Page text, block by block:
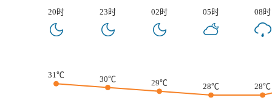
20时 23时 02时 05时 08时
31℃ 30℃ 29℃ 28℃ 28℃